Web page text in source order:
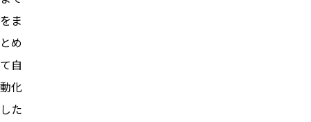
をま
とめ
て自
動化
した